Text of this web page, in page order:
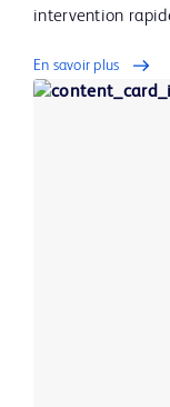
intervention
En savoir plus